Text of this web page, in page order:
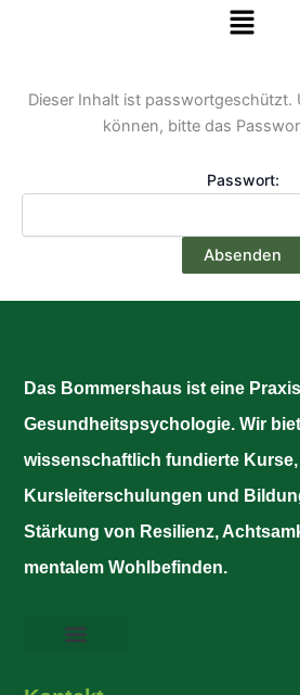
Menü
Dieser Inhalt ist passwortgeschützt.
können, bitte das
Passwort:
Das Bommershaus ist eine
Gesundheitspsychologie. Wir
wissenschaftlich fundierte Kurse,
Kursleiterschulungen und
Stärkung von Resilienz,
mentalem Wohlbefinden.